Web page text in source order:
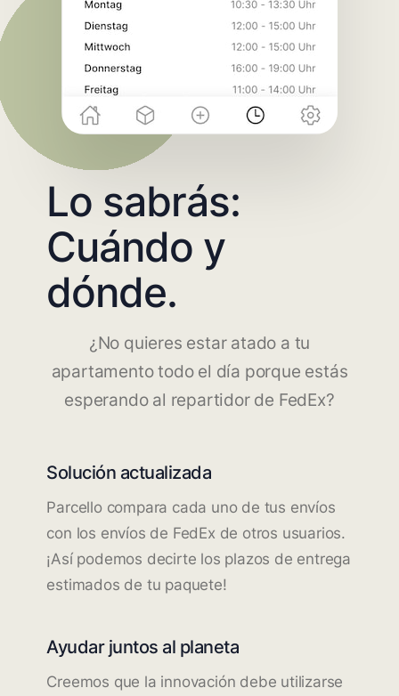
Lo sabrás:
Cuándo y
dónde.
¿No quieres estar atado a tu
apartamento todo el día porque estás
esperando al repartidor de FedEx?
Solución actualizada
Parcello compara cada uno de tus envíos
con los envíos de FedEx de otros usuarios.
¡Así podemos decirte los plazos de entrega
estimados de tu paquete!
Ayudar juntos al planeta
Creemos que la innovación debe utilizarse